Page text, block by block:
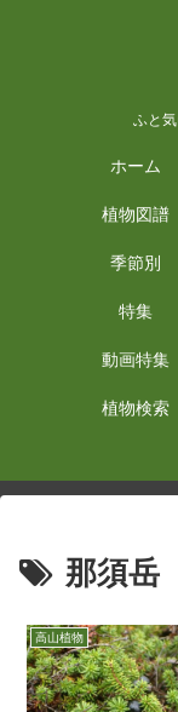
ふと
ホーム
植物図譜
季節別
特集
動画特集
植物検索
那須岳
高山植物